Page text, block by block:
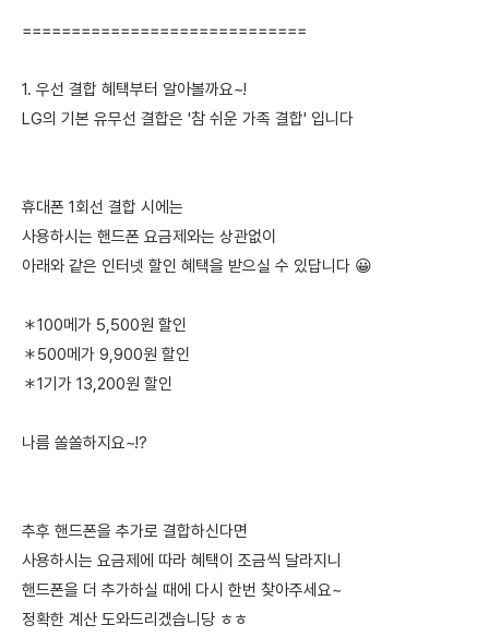
=============================
1. 우선 결합 혜택부터 알아볼까요~!
LG의 기본 유무선 결합은 '참 쉬운 가족 결합' 입니다
휴대폰 1회선 결합 시에는
사용하시는 핸드폰 요금제와는 상관없이
아래와 같은 인터넷 할인 혜택을 받으실 수 있답니다 😀
＊100메가 5,500원 할인
＊500메가 9,900원 할인
＊1기가 13,200원 할인
나름 쏠쏠하지요~!?
추후 핸드폰을 추가로 결합하신다면
사용하시는 요금제에 따라 혜택이 조금씩 달라지니
핸드폰을 더 추가하실 때에 다시 한번 찾아주세요~
정확한 계산 도와드리겠습니당 ㅎㅎ